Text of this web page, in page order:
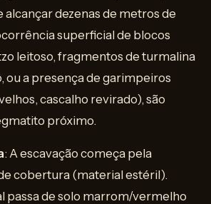
alcançar dezenas de metros de
superficial de blocos
leitoso, fragmentos de turmalina
ou a presença de garimpeiros
cascalho revirado), são
próximo.
: A escavação começa pela
cobertura (material estéril).
passa de solo marrom/vermelho